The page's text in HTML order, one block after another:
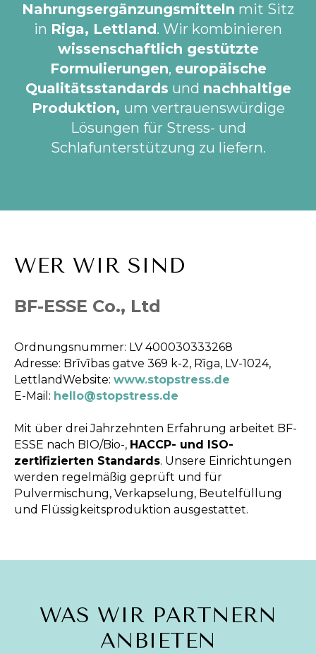
Nahrungsergänzungsmitteln mit Sitz
in Riga, Lettland. Wir kombinieren
wissenschaftlich gestützte
Formulierungen, europäische
Qualitätsstandards und nachhaltige
Produktion, um vertrauenswürdige
Lösungen für Stress- und
Schlafunterstützung zu liefern.
WER WIR SIND
BF-ESSE Co., Ltd
Ordnungsnummer: LV 400030333268
Adresse: Brīvības gatve 369 k-2, Rīga, LV-1024,
LettlandWebsite: www.stopstress.de
E-Mail: hello@stopstress.de
Mit über drei Jahrzehnten Erfahrung arbeitet BF-
ESSE nach BIO/Bio-, HACCP- und ISO-
zertifizierten Standards. Unsere Einrichtungen
werden regelmäßig geprüft und für
Pulvermischung, Verkapselung, Beutelfüllung
und Flüssigkeitsproduktion ausgestattet.
WAS WIR PARTNERN
ANBIETEN